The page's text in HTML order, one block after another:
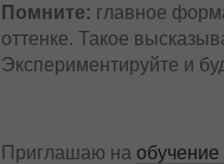
Помните: главное
оттенке. Такое
Экспериментируйте и
Приглашаю на обучение